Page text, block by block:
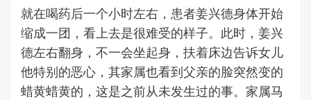
就在喝药后一个小时左右，患者姜兴德身体开始
缩成一团，看上去是很难受的样子。此时，姜兴
德左右翻身，不一会坐起身，扶着床边告诉女儿
他特别的恶心，其家属也看到父亲的脸突然变的
蜡黄蜡黄的，这是之前从未发生过的事。家属马